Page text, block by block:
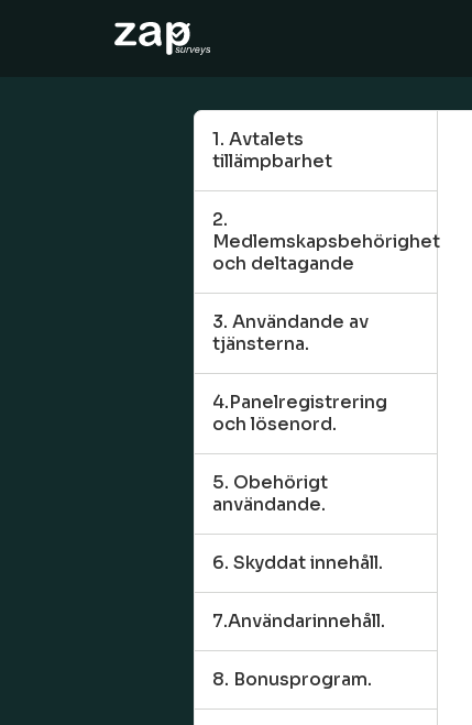
1. Avtalets
tillämpbarhet
2.
Medlemskapsbehörighet
och deltagande
3. Användande av
tjänsterna.
4.Panelregistrering
och lösenord.
5. Obehörigt
användande.
6. Skyddat innehåll.
7.Användarinnehåll.
8. Bonusprogram.